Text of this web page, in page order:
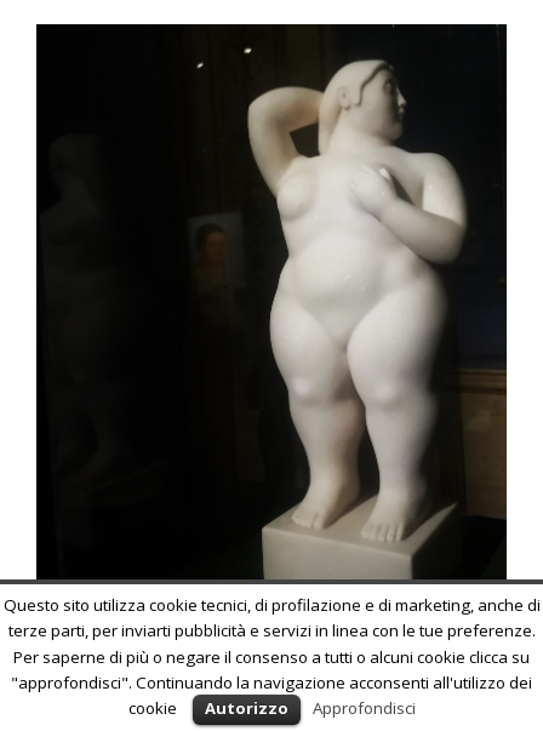
Questo sito utilizza cookie tecnici, di profilazione e di marketing, anche di
terze parti, per inviarti pubblicità e servizi in linea con le tue preferenze.
Per saperne di più o negare il consenso a tutti o alcuni cookie clicca su
"approfondisci". Continuando la navigazione acconsenti all'utilizzo dei
cookie
Autorizzo Approfondisci
Fernando Botero. La grande mostraè la prima grande esposizione
a un anno dalla morte del maestro colombiano, ritenuto
oggigiorno uno dei pittori più importanti del XX secolo e il cui